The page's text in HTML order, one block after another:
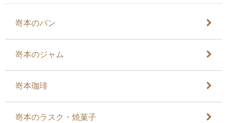
嵜本のパン
嵜本のジャム
嵜本珈琲
嵜本のラスク・焼菓子